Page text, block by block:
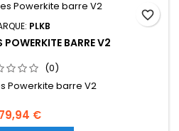
PLKB
BARRE V2
(0)
Powerkite barre V2
79,94 €
favorite_border